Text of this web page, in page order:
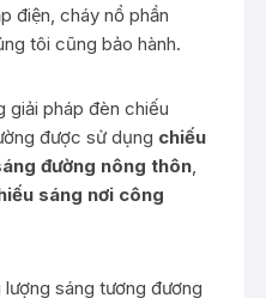
điện, cháy nổ phần
tôi cũng bảo hành.
pháp đèn chiếu
được sử dụng chiếu
đường nông thôn,
sáng nơi công
sáng tương đương